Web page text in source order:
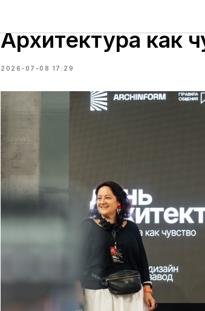
Фестиваль «День
Архитектура как
2026-07-08 17:29